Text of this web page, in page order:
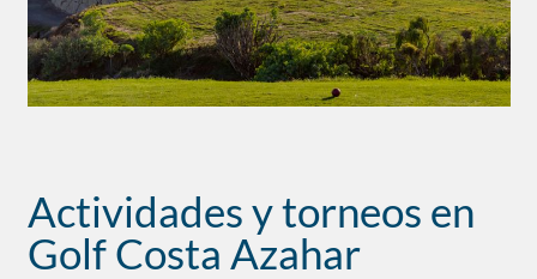
Actividades y torneos en
Golf Costa Azahar